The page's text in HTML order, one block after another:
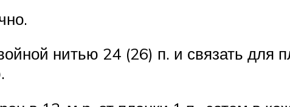
нитью 24 (26) п. и связать для